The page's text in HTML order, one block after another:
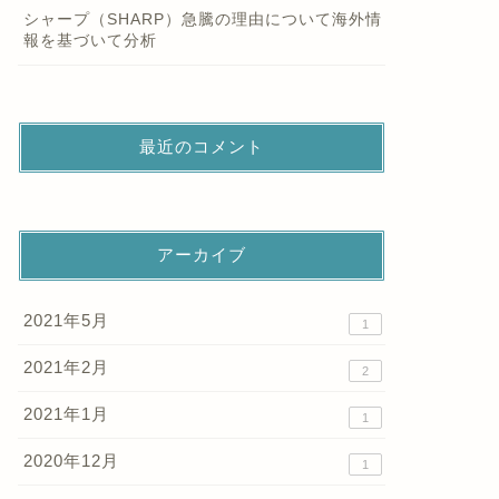
シャープ（SHARP）急騰の理由について海外情
報を基づいて分析
最近のコメント
アーカイブ
2021年5月 1
2021年2月 2
2021年1月 1
2020年12月 1